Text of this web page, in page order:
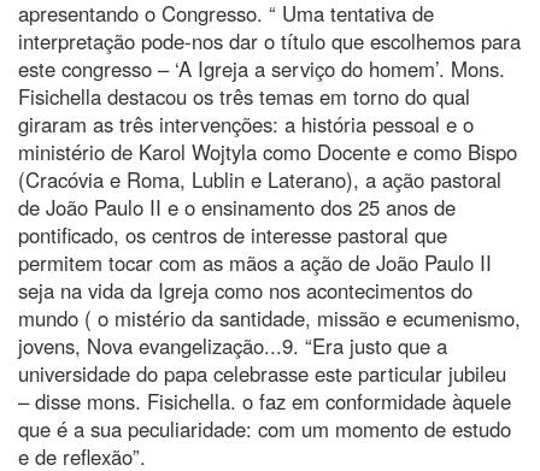
apresentando o Congresso. “ Uma tentativa de
interpretação pode-nos dar o título que escolhemos para
este congresso – ‘A Igreja a serviço do homem’. Mons.
Fisichella destacou os três temas em torno do qual
giraram as três intervenções: a história pessoal e o
ministério de Karol Wojtyla como Docente e como Bispo
(Cracóvia e Roma, Lublin e Laterano), a ação pastoral
de João Paulo II e o ensinamento dos 25 anos de
pontificado, os centros de interesse pastoral que
permitem tocar com as mãos a ação de João Paulo II
seja na vida da Igreja como nos acontecimentos do
mundo ( o mistério da santidade, missão e ecumenismo,
jovens, Nova evangelização...9. “Era justo que a
universidade do papa celebrasse este particular jubileu
– disse mons. Fisichella. o faz em conformidade àquele
que é a sua peculiaridade: com um momento de estudo
e de reflexão”.